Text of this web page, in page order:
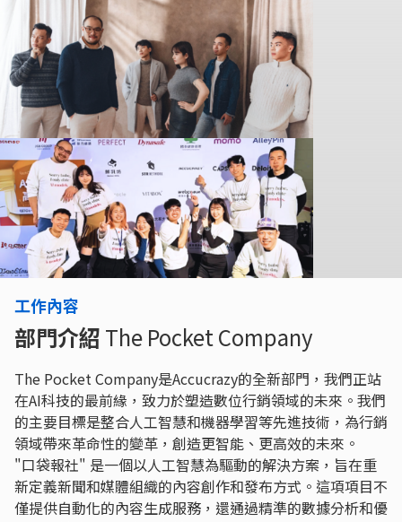
工作內容
部門介紹 The Pocket Company
The Pocket Company是Accucrazy的全新部門，我們正站
在AI科技的最前緣，致力於塑造數位行銷領域的未來。我們
的主要目標是整合人工智慧和機器學習等先進技術，為行銷
領域帶來革命性的變革，創造更智能、更高效的未來。
"口袋報社" 是一個以人工智慧為驅動的解決方案，旨在重
新定義新聞和媒體組織的內容創作和發布方式。這項項目不
僅提供自動化的內容生成服務，還通過精準的數據分析和優